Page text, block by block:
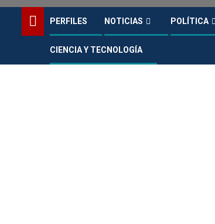
PERFILES NOTICIAS POLÍTICA
CIENCIA Y TECNOLOGÍA